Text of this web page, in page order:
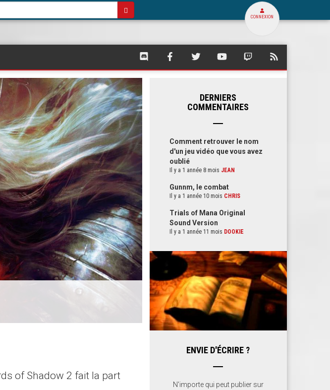
CONNEXION
SQUARE
SQUARE SQUARE SQUARE SQUARE
of Shadow 2 fait la part
DERNIERS
COMMENTAIRES
Comment retrouver le nom
d'un jeu vidéo que vous avez
oublié
Il y a 1 année 8 mois JEAN
Gunnm, le combat
Il y a 1 année 10 mois CHRIS
Trials of Mana Original
Sound Version
Il y a 1 année 11 mois DOOKIE
ENVIE D'ÉCRIRE ?
N'importe qui peut publier sur